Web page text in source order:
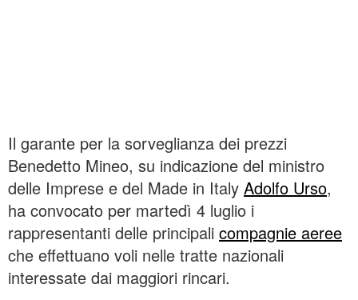
Il garante per la sorveglianza dei prezzi
Benedetto Mineo, su indicazione del ministro
delle Imprese e del Made in Italy Adolfo Urso,
ha convocato per martedì 4 luglio i
rappresentanti delle principali compagnie aeree
che effettuano voli nelle tratte nazionali
interessate dai maggiori rincari.